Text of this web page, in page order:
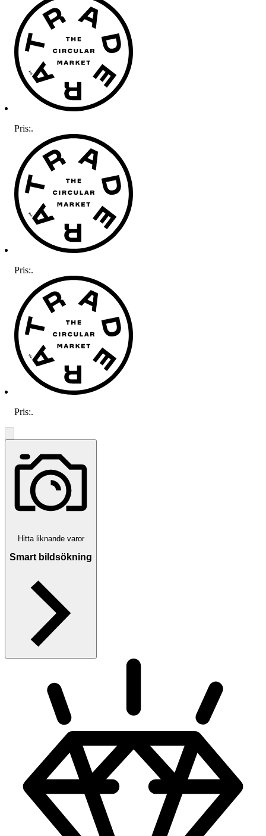
Pris:.
Pris:.
Pris:.
Hitta liknande varor
Smart bildsökning